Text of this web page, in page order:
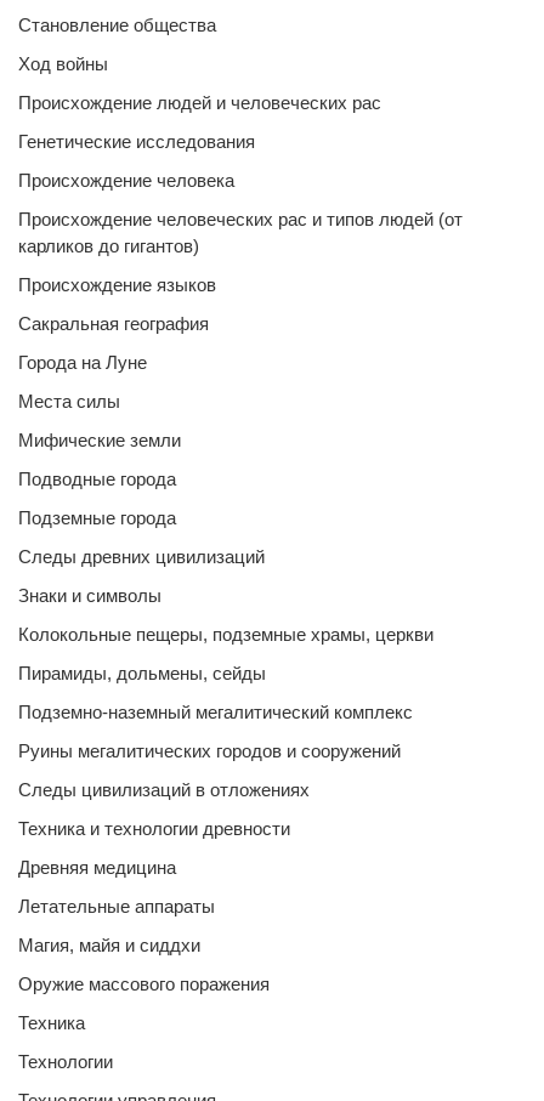
Становление общества
Ход войны
Происхождение людей и человеческих рас
Генетические исследования
Происхождение человека
Происхождение человеческих рас и типов людей (от
карликов до гигантов)
Происхождение языков
Сакральная география
Города на Луне
Места силы
Мифические земли
Подводные города
Подземные города
Следы древних цивилизаций
Знаки и символы
Колокольные пещеры, подземные храмы, церкви
Пирамиды, дольмены, сейды
Подземно-наземный мегалитический комплекс
Руины мегалитических городов и сооружений
Следы цивилизаций в отложениях
Техника и технологии древности
Древняя медицина
Летательные аппараты
Магия, майя и сиддхи
Оружие массового поражения
Техника
Технологии